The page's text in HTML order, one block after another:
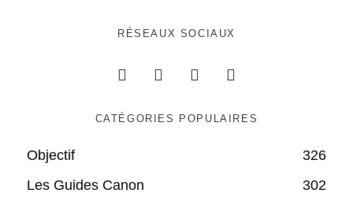
RÉSEAUX SOCIAUX
CATÉGORIES POPULAIRES
Objectif
326
Les Guides Canon
302